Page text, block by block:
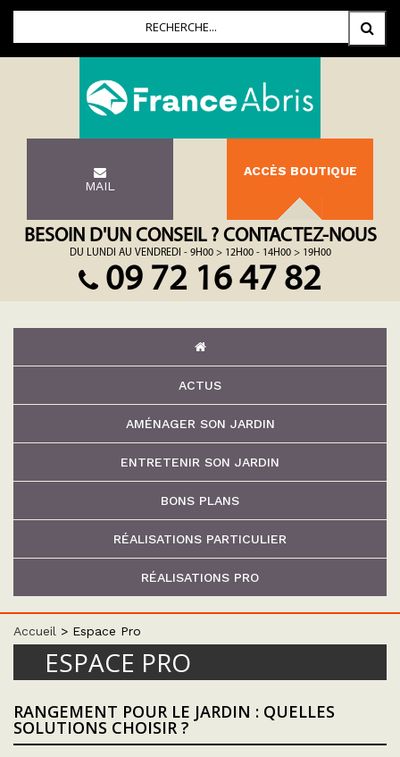
MAIL
ACCÈS BOUTIQUE
BESOIN D'UN CONSEIL ? CONTACTEZ-NOUS
DU LUNDI AU VENDREDI - 9H00 > 12H00 - 14H00 > 19H00
09 72 16 47 82
ACTUS
AMÉNAGER SON JARDIN
ENTRETENIR SON JARDIN
BONS PLANS
RÉALISATIONS PARTICULIER
RÉALISATIONS PRO
Accueil > Espace Pro
ESPACE PRO
RANGEMENT POUR LE JARDIN : QUELLES
SOLUTIONS CHOISIR ?